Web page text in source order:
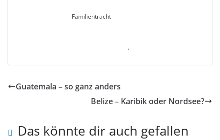
Familientracht
.
Guatemala – so ganz anders
Belize – Karibik oder Nordsee?
Das könnte dir auch gefallen